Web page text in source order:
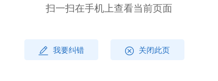
扫一扫在手机上查看当前页面
我要纠错 关闭此页